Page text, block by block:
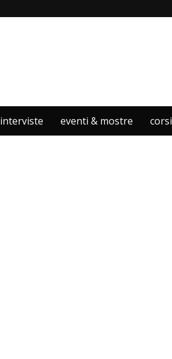
interviste eventi & mostre corsi